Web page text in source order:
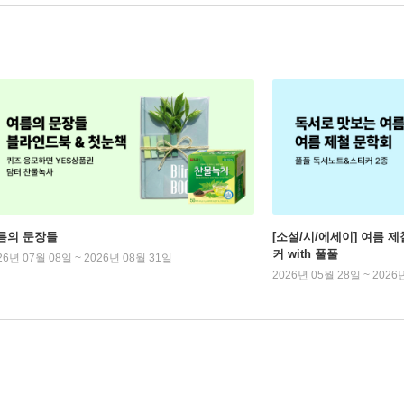
의 문장들
년 07월 08일 ~ 2026년 08월 31일
[소설/시/에세이] 여름
커 with 풀풀
2026년 05월 28일 ~ 2026